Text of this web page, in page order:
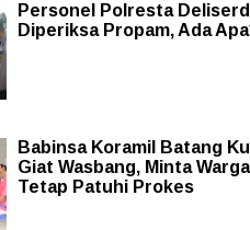
Personel Polresta
Diperiksa Propam, Ada
Babinsa Koramil Batang
Giat Wasbang, Minta Warga
Tetap Patuhi Prokes